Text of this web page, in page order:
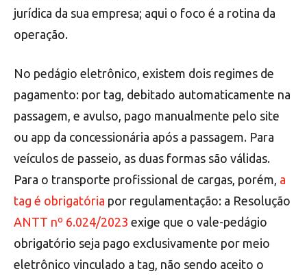
jurídica da sua empresa; aqui o foco é a rotina da
operação.
No pedágio eletrônico, existem dois regimes de
pagamento: por tag, debitado automaticamente na
passagem, e avulso, pago manualmente pelo site
ou app da concessionária após a passagem. Para
veículos de passeio, as duas formas são válidas.
Para o transporte profissional de cargas, porém, a
tag é obrigatória por regulamentação: a Resolução
ANTT nº 6.024/2023 exige que o vale-pedágio
obrigatório seja pago exclusivamente por meio
eletrônico vinculado a tag, não sendo aceito o